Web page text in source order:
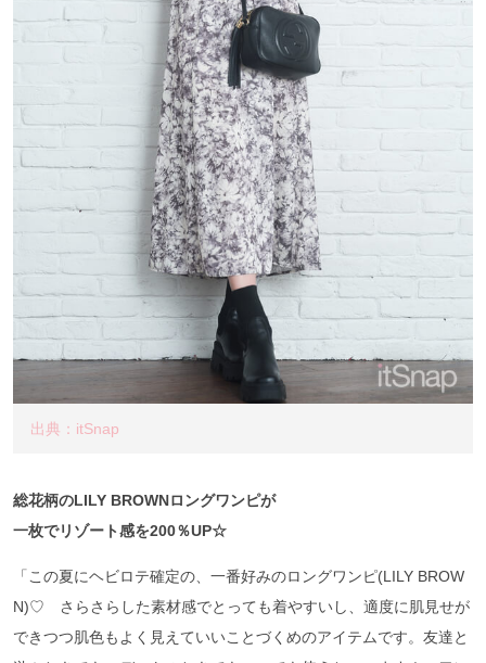
出典：itSnap
総花柄のLILY BROWNロングワンピが
一枚でリゾート感を200％UP☆
「この夏にヘビロテ確定の、一番好みのロングワンピ(LILY BROW
N)♡ さらさらした素材感でとっても着やすいし、適度に肌見せが
できつつ肌色もよく見えていいことづくめのアイテムです。友達と